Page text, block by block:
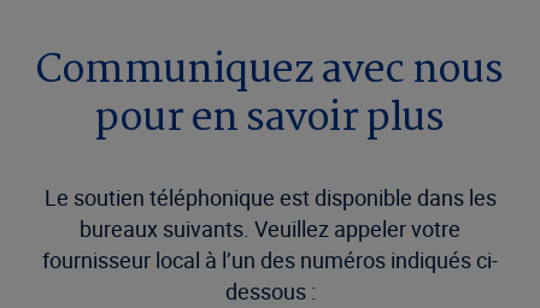
Communiquez avec nous
pour en savoir plus
Le soutien téléphonique est disponible dans les
bureaux suivants. Veuillez appeler votre
fournisseur local à l’un des numéros indiqués ci-
dessous :